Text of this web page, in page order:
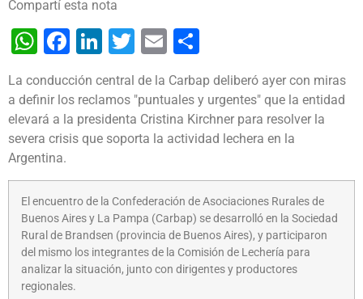
Compartí esta nota
WhatsApp
Facebook
LinkedIn
Twitter
Email
La conducción central de la Carbap deliberó ayer con miras
a definir los reclamos "puntuales y urgentes" que la entidad
elevará a la presidenta Cristina Kirchner para resolver la
severa crisis que soporta la actividad lechera en la
Argentina.
El encuentro de la Confederación de Asociaciones Rurales de
Buenos Aires y La Pampa (Carbap) se desarrolló en la Sociedad
Rural de Brandsen (provincia de Buenos Aires), y participaron
del mismo los integrantes de la Comisión de Lechería para
analizar la situación, junto con dirigentes y productores
regionales.